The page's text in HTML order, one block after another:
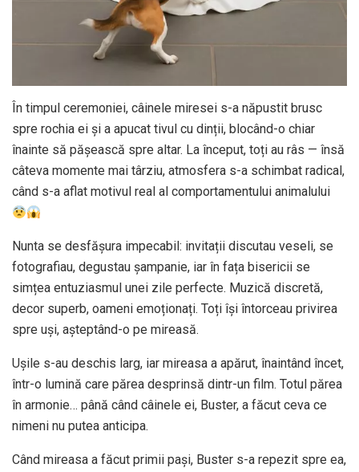
În timpul ceremoniei, câinele miresei s-a năpustit brusc
spre rochia ei și a apucat tivul cu dinții, blocând-o chiar
înainte să pășească spre altar. La început, toți au râs — însă
câteva momente mai târziu, atmosfera s-a schimbat radical,
când s-a aflat motivul real al comportamentului animalului
Nunta se desfășura impecabil: invitații discutau veseli, se
fotografiau, degustau șampanie, iar în fața bisericii se
simțea entuziasmul unei zile perfecte. Muzică discretă,
decor superb, oameni emoționați. Toți își întorceau privirea
spre uși, așteptând-o pe mireasă.
Ușile s-au deschis larg, iar mireasa a apărut, înaintând încet,
într-o lumină care părea desprinsă dintr-un film. Totul părea
în armonie… până când câinele ei, Buster, a făcut ceva ce
nimeni nu putea anticipa.
Când mireasa a făcut primii pași, Buster s-a repezit spre ea,